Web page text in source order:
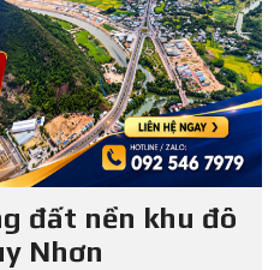
đất nền khu đô
Nhơn